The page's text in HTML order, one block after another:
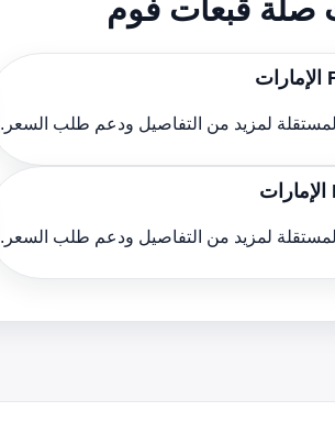
صلة قبعات فوم
لمزيد من التفاصيل ودعم طلب السعر.
لمزيد من التفاصيل ودعم طلب السعر.